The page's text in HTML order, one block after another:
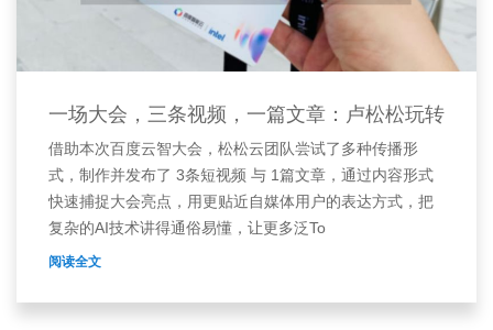
一场大会，三条视频，一篇文章：卢松松玩转
借助本次百度云智大会，松松云团队尝试了多种传播形
式，制作并发布了 3条短视频 与 1篇文章，通过内容形式
快速捕捉大会亮点，用更贴近自媒体用户的表达方式，把
复杂的AI技术讲得通俗易懂，让更多泛To
阅读全文